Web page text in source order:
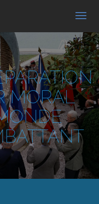
MORAL